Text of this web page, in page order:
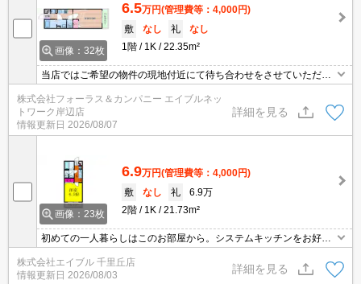
画像：32枚
6.5万円(管理費等：4,000円)
敷
なし 礼
なし
1階
1K 22.35m²
当店ではご希望の物件の現地付近にて待ち合わせをさせていただき
ご内覧いただくサービスや、主要駅までのお迎えサービスも実施中
です。詳しくは 当店「０１２０－９６７－０９９」にお気軽にお問
合せ下さい♪
株式会社フォーラス＆カンパニー エイブルネッ
トワーク岸辺店
情報更新日 2026/08/07
詳細を見る
画像：23枚
6.9万円(管理費等：4,000円)
敷
なし 礼
6.9万
2階
1K 21.73m²
初めての一人暮らしはこのお部屋から。システムキッチンをお好み
の方に。
株式会社エイブル 千里丘店
情報更新日 2026/08/03
詳細を見る